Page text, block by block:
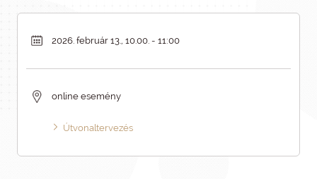
2026. február 13., 10.00. - 11:00
online esemény
Útvonaltervezés